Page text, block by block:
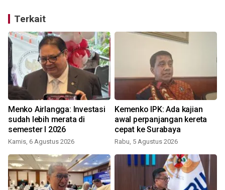
Terkait
Menko Airlangga: Investasi
sudah lebih merata di
semester I 2026
Kamis, 6 Agustus 2026
Kemenko IPK: Ada kajian
awal perpanjangan kereta
cepat ke Surabaya
Rabu, 5 Agustus 2026